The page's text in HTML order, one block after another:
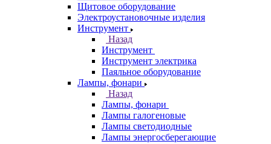
Щитовое оборудование
Электроустановочные изделия
Инструмент
Назад
Инструмент
Инструмент электрика
Паяльное оборудование
Лампы, фонари
Назад
Лампы, фонари
Лампы галогеновые
Лампы светодиодные
Лампы энергосберегающие